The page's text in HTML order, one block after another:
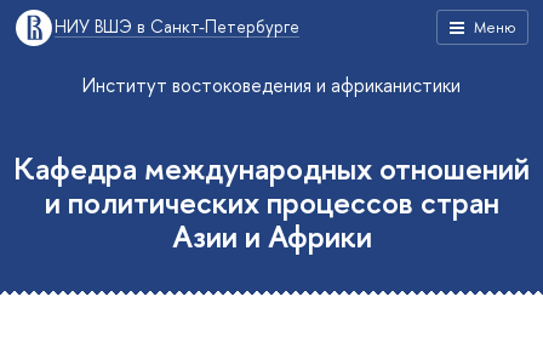
Меню
НИУ ВШЭ в Санкт-Петербурге
Институт востоковедения и африканистики
Кафедра международных отношений
и политических процессов стран
Азии и Африки